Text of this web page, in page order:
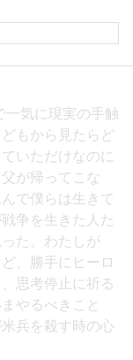
一気に現実の手触
もから見たらど
いただけなのに
が帰ってこな
で僕らは生きて
争を生きた人た
た。わたしが
、勝手にヒーロ
思考停止に祈る
やるべきこと
兵を殺す時の心